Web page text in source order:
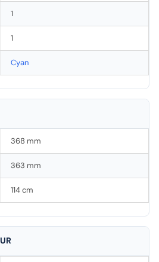
1
1
Cyan
368 mm
363 mm
114 cm